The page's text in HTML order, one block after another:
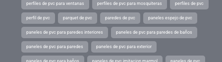
perfiles de pvc para ventanas perfiles de pvc para mosquiteras perfiles de pvc
perfil de pvc parquet de pvc paredes de pvc paneles espejo de pvc
paneles de pvc para paredes interiores paneles de pvc para paredes de baños
paneles de pvc para paredes paneles de pvc para exterior
paneles de pvc para baños paneles de pvc imitacion marmol paneles de pvc